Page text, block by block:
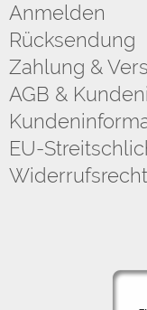
Anmelden
Rücksendung
Zahlung &
AGB &
EU-